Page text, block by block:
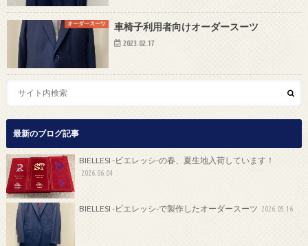
オーダースーツ 車椅子利用者向けオーダースーツ
2023.02.17
最新のブログ記事
BIELLESI -ビエレッシ-の春、夏生地入荷しています！
2026.06.04
BIELLESI -ビエレッシ-で製作したオーダースーツ 2026.05.16